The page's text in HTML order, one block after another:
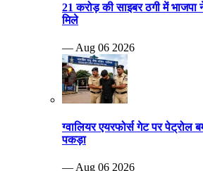
21 करोड़ की साइबर ठगी में
मिले
— Aug 06 2026
ग्वालियर एयरफोर्स गेट पर
पकड़ा
— Aug 06 2026